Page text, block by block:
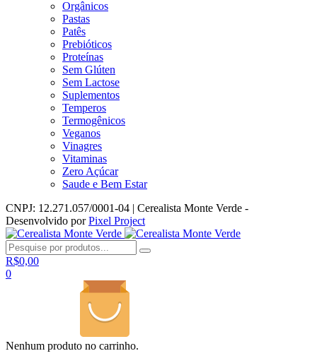
Orgânicos
Pastas
Patês
Prebióticos
Proteínas
Sem Glúten
Sem Lactose
Suplementos
Temperos
Termogênicos
Veganos
Vinagres
Vitaminas
Zero Açúcar
Saude e Bem Estar
CNPJ: 12.271.057/0001-04 | Cerealista Monte Verde -
Desenvolvido porPixel Project
R$0,00
0
Nenhum produto no carrinho.